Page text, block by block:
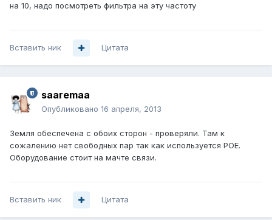
на 10, надо посмотреть фильтра на эту частоту
Вставить ник Цитата
saaremaa
Опубликовано 16 апреля, 2013
Земля обеспечена с обоих сторон - проверяли. Там к
сожалению нет свободных пар так как используется POE.
Оборудование стоит на мачте связи.
Вставить ник Цитата